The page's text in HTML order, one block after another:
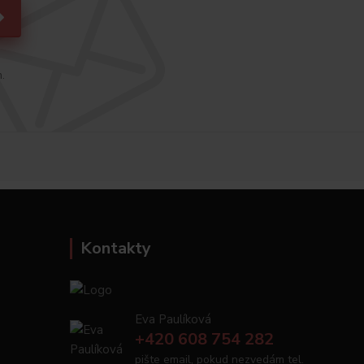
Kontakty
Eva Paulíková
+420 608 754 282
pište email, pokud nezvedám tel.